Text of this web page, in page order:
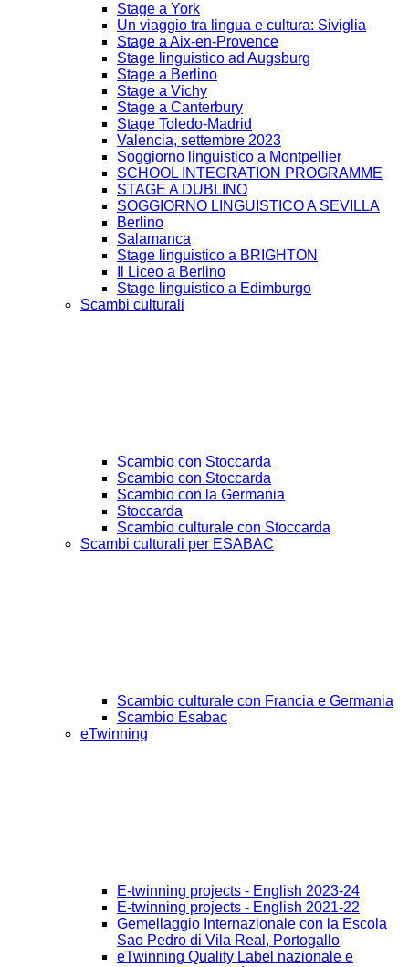
Stage a York
Un viaggio tra lingua e cultura: Siviglia
Stage a Aix-en-Provence
Stage linguistico ad Augsburg
Stage a Berlino
Stage a Vichy
Stage a Canterbury
Stage Toledo-Madrid
Valencia, settembre 2023
Soggiorno linguistico a Montpellier
SCHOOL INTEGRATION PROGRAMME
STAGE A DUBLINO
SOGGIORNO LINGUISTICO A SEVILLA
Berlino
Salamanca
Stage linguistico a BRIGHTON
Il Liceo a Berlino
Stage linguistico a Edimburgo
Scambi culturali
Scambio con Stoccarda
Scambio con Stoccarda
Scambio con la Germania
Stoccarda
Scambio culturale con Stoccarda
Scambi culturali per ESABAC
Scambio culturale con Francia e Germania
Scambio Esabac
eTwinning
E-twinning projects - English 2023-24
E-twinning projects - English 2021-22
Gemellaggio Internazionale con la Escola
Sao Pedro di Vila Real, Portogallo
eTwinning Quality Label nazionale e